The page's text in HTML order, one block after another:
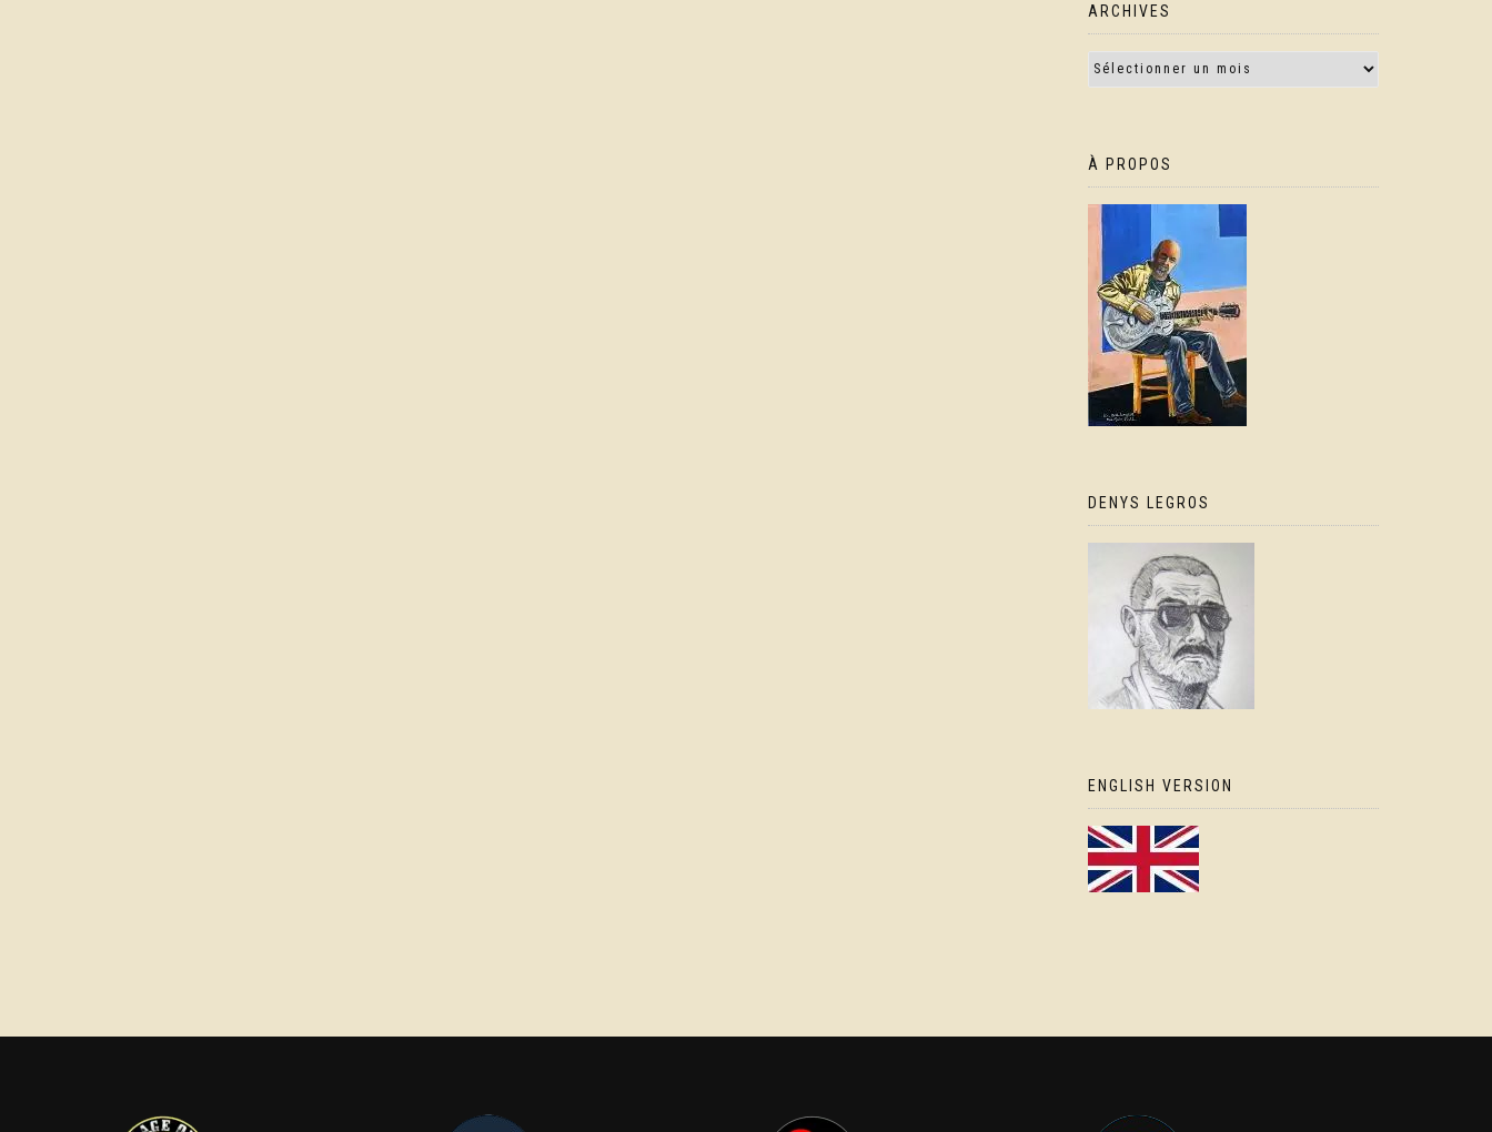
ARCHIVES
À PROPOS
DENYS LEGROS
ENGLISH VERSION